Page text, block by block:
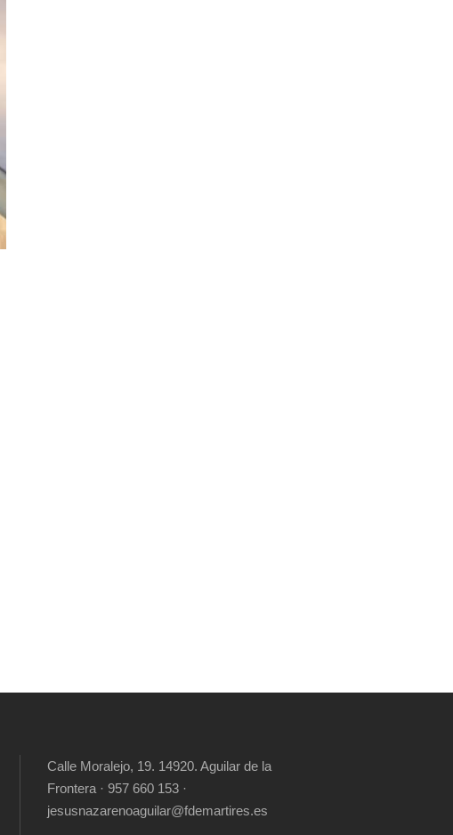
Calle Moralejo, 19. 14920. Aguilar de la
Frontera · 957 660 153 ·
jesusnazarenoaguilar@fdemartires.es